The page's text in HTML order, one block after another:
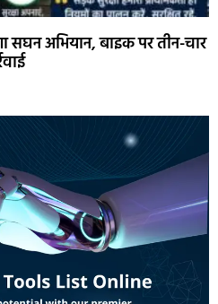
सघन अभियान, बाइक पर तीन-चार